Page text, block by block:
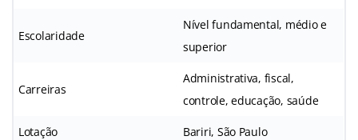
Escolaridade
Nível fundamental, médio e
superior
Carreiras
Administrativa, fiscal,
controle, educação, saúde
Lotação Bariri, São Paulo